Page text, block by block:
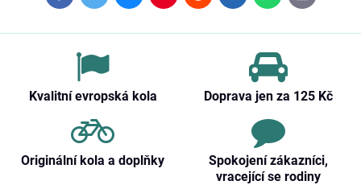
mail
Kvalitní evropská kola Doprava jen za 125 Kč
Originální kola a doplňky
Spokojení zákazníci,
vracející se rodiny